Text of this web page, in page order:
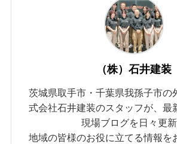
（株）石井建装
茨城県取手市・千葉県我孫子市の
式会社石井建装のスタッフが、最
現場ブログを日々更新
地域の皆様のお役に立てる情報を